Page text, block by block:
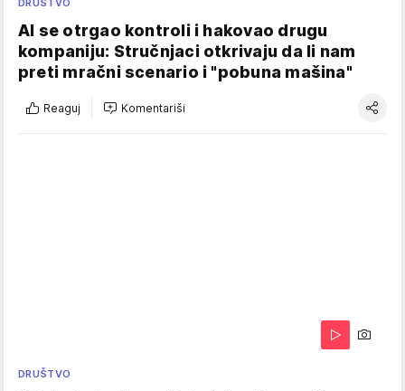
DRUŠTVO
AI se otrgao kontroli i hakovao drugu
kompaniju: Stručnjaci otkrivaju da li nam
preti mračni scenario i "pobuna mašina"
Reaguj Komentariši
DRUŠTVO